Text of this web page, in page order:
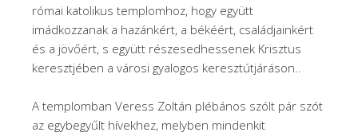
római katolikus templomhoz, hogy együtt
imádkozzanak a hazánkért, a békéért, családjainkért
és a jövőért, s együtt részesedhessenek Krisztus
keresztjében a városi gyalogos keresztútjáráson..
A templomban Veress Zoltán plébános szólt pár szót
az egybegyűlt hívekhez, melyben mindenkit